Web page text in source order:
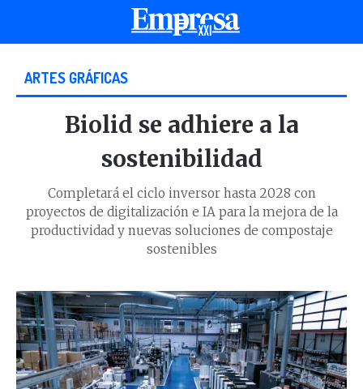
ARTES GRÁFICAS
Biolid se adhiere a la
sostenibilidad
Completará el ciclo inversor hasta 2028 con
proyectos de digitalización e IA para la mejora de la
productividad y nuevas soluciones de compostaje
sostenibles